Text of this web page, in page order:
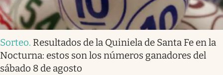
Sorteo. Resultados de la Quiniela de Santa Fe en la
Nocturna: estos son los números ganadores del
sábado 8 de agosto